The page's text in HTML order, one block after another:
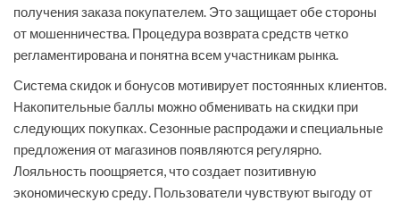
получения заказа покупателем. Это защищает обе стороны
от мошенничества. Процедура возврата средств четко
регламентирована и понятна всем участникам рынка.
Система скидок и бонусов мотивирует постоянных клиентов.
Накопительные баллы можно обменивать на скидки при
следующих покупках. Сезонные распродажи и специальные
предложения от магазинов появляются регулярно.
Лояльность поощряется, что создает позитивную
экономическую среду. Пользователи чувствуют выгоду от